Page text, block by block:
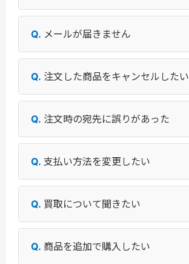
メールが届きません
注文した商品をキャンセルしたい
注文時の宛先に誤りがあった
支払い方法を変更したい
買取について聞きたい
商品を追加で購入したい